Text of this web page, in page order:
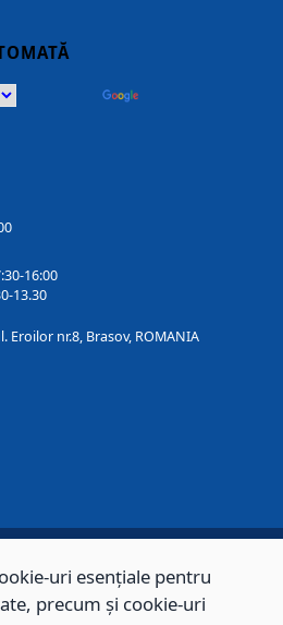
16:00
13.30
Eroilor nr.8, Brasov, ROMANIA
MUNICIPIULUI BRAȘOV, toate drepturile
uri esențiale pentru
precum și cookie-uri